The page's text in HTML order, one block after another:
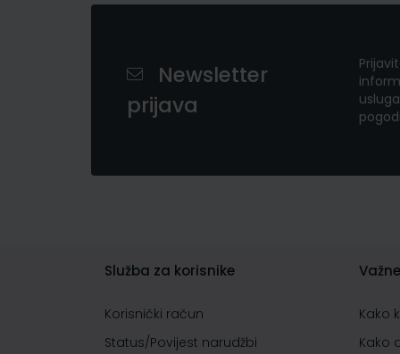
Newsletter
prijava
Služba za korisnike
Korisnički račun
Status/Povijest narudžbi
Kako
Kako